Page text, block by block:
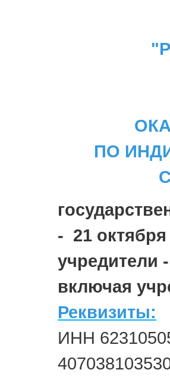
ПО
- 21 октября
учредители
включая
Реквизиты:
ИНН